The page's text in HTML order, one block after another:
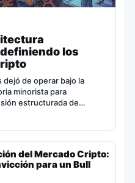
los
dejó de operar bajo la
minorista para
estructurada de…
del Mercado Cripto:
para un Bull